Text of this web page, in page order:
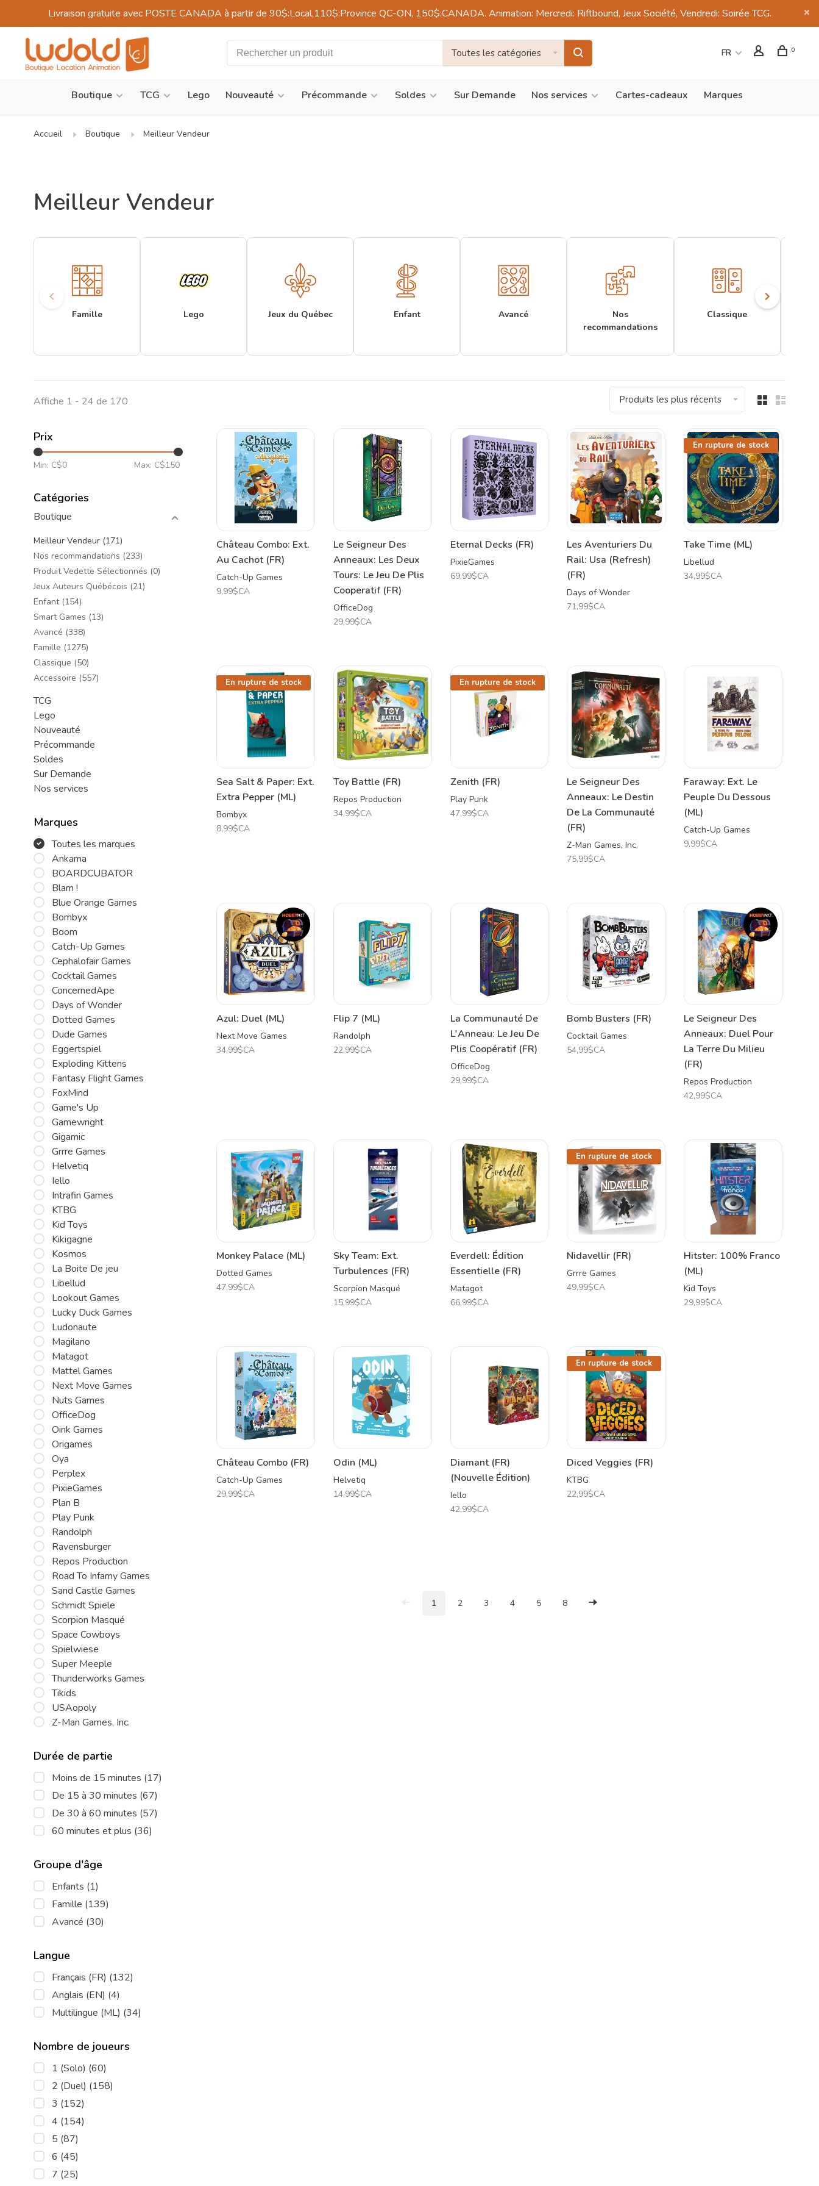
Livraison gratuite avec POSTE CANADA à partir de 90$:Local,110$:Province QC-ON, 150$:CANADA. Animation: Mercredi: Riftbound, Jeux Société, Vendredi: Soirée TCG.
Toutes les catégories FR 0
Boutique TCG Lego Nouveauté Précommande Soldes Sur Demande Nos services Cartes-cadeaux Marques
Accueil Boutique Meilleur Vendeur
Meilleur Vendeur
Famille Lego Jeux du Québec Enfant Avancé
Nos
recommandations
Classique
Affiche 1 - 24 de 170 Produits les plus récents
Prix
Min: C$0 Max: C$150
Catégories
Boutique
Meilleur Vendeur (171)
Nos recommandations (233)
Produit Vedette Sélectionnés (0)
Jeux Auteurs Québécois (21)
Enfant (154)
Smart Games (13)
Avancé (338)
Famille (1275)
Classique (50)
Accessoire (557)
TCG
Lego
Nouveauté
Précommande
Soldes
Sur Demande
Nos services
Marques
Toutes les marques
Ankama
BOARDCUBATOR
Blam !
Blue Orange Games
Bombyx
Boom
Catch-Up Games
Cephalofair Games
Cocktail Games
ConcernedApe
Days of Wonder
Dotted Games
Dude Games
Eggertspiel
Exploding Kittens
Fantasy Flight Games
FoxMind
Game's Up
Gamewright
Gigamic
Grrre Games
Helvetiq
Iello
Intrafin Games
KTBG
Kid Toys
Kikigagne
Kosmos
La Boite De jeu
Libellud
Lookout Games
Lucky Duck Games
Ludonaute
Magilano
Matagot
Mattel Games
Next Move Games
Nuts Games
OfficeDog
Oink Games
Origames
Oya
Perplex
PixieGames
Plan B
Play Punk
Randolph
Ravensburger
Repos Production
Road To Infamy Games
Sand Castle Games
Schmidt Spiele
Scorpion Masqué
Space Cowboys
Spielwiese
Super Meeple
Thunderworks Games
Tikids
USAopoly
Z-Man Games, Inc.
Durée de partie
Moins de 15 minutes (17)
De 15 à 30 minutes (67)
De 30 à 60 minutes (57)
60 minutes et plus (36)
Groupe d'âge
Enfants (1)
Famille (139)
Avancé (30)
Langue
Français (FR) (132)
Anglais (EN) (4)
Multilingue (ML) (34)
Nombre de joueurs
1 (Solo) (60)
2 (Duel) (158)
3 (152)
4 (154)
5 (87)
6 (45)
7 (25)
Château Combo: Ext.
Au Cachot (FR)
Catch-Up Games
9,99$CA
Le Seigneur Des
Anneaux: Les Deux
Tours: Le Jeu De Plis
Cooperatif (FR)
OfficeDog
29,99$CA
Eternal Decks (FR)
PixieGames
69,99$CA
Les Aventuriers Du
Rail: Usa (Refresh)
(FR)
Days of Wonder
71,99$CA
En rupture de stock
Take Time (ML)
Libellud
34,99$CA
En rupture de stock
Sea Salt & Paper: Ext.
Extra Pepper (ML)
Bombyx
8,99$CA
Toy Battle (FR)
Repos Production
34,99$CA
En rupture de stock
Zenith (FR)
Play Punk
47,99$CA
Le Seigneur Des
Anneaux: Le Destin
De La Communauté
(FR)
Z-Man Games, Inc.
75,99$CA
Faraway: Ext. Le
Peuple Du Dessous
(ML)
Catch-Up Games
9,99$CA
Azul: Duel (ML)
Next Move Games
34,99$CA
Flip 7 (ML)
Randolph
22,99$CA
La Communauté De
L'Anneau: Le Jeu De
Plis Coopératif (FR)
OfficeDog
29,99$CA
Bomb Busters (FR)
Cocktail Games
54,99$CA
Le Seigneur Des
Anneaux: Duel Pour
La Terre Du Milieu
(FR)
Repos Production
42,99$CA
Monkey Palace (ML)
Dotted Games
47,99$CA
Sky Team: Ext.
Turbulences (FR)
Scorpion Masqué
15,99$CA
Everdell: Édition
Essentielle (FR)
Matagot
66,99$CA
En rupture de stock
Nidavellir (FR)
Grrre Games
49,99$CA
Hitster: 100% Franco
(ML)
Kid Toys
29,99$CA
Château Combo (FR)
Catch-Up Games
29,99$CA
Odin (ML)
Helvetiq
14,99$CA
Diamant (FR)
(Nouvelle Édition)
Iello
42,99$CA
En rupture de stock
Diced Veggies (FR)
KTBG
22,99$CA
1 2 3 4 5 8